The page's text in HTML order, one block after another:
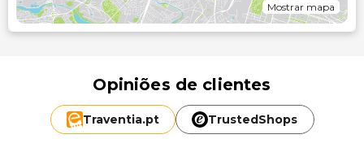
Mostrar mapa
Opiniões de clientes
Traventia.pt TrustedShops